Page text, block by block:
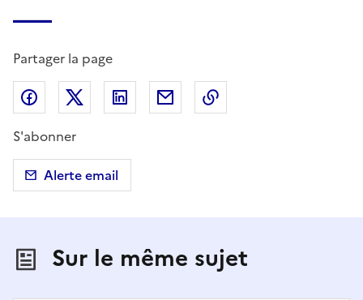
Partager la page
Partager sur Facebook
Partager sur X (anciennement Twitter)
Partager sur LinkedIn
Partager par email
S'abonner
Alerte email
Sur le même sujet